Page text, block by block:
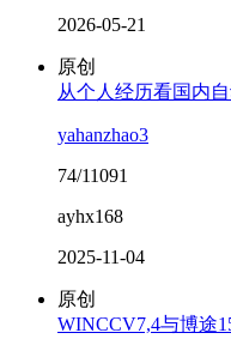
2026-05-21
原创
从个人经历看国内
yahanzhao3
74/11091
ayhx168
2025-11-04
原创
WINCCV7,4与博途